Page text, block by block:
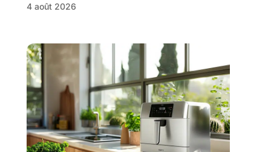
4 août 2026